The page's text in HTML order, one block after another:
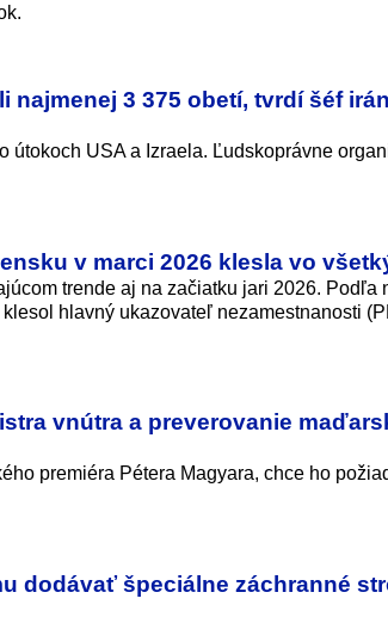
najmenej 3 375 obetí, tvrdí šéf
útokoch USA a Izraela. Ľudskoprávne
v marci 2026 klesla vo
trende aj na začiatku jari 2026. Podľa
hlavný ukazovateľ nezamestnanosti
vnútra a preverovanie
premiéra Pétera Magyara, chce ho
dodávať špeciálne záchranné